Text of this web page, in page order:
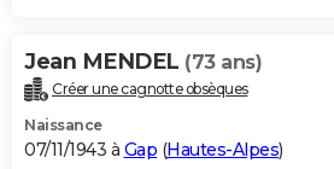
Jean MENDEL (73 ans)
Créer une cagnotte obsèques
Naissance
07/11/1943 à Gap (Hautes-Alpes)